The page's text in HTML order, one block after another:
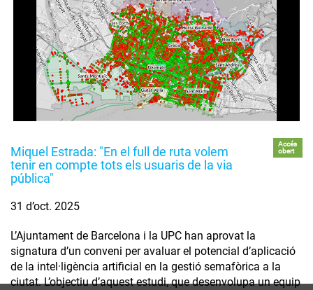
Miquel Estrada: "En el full de ruta volem
tenir en compte tots els usuaris de la via
pública"
Accés
obert
31 d’oct. 2025
L’Ajuntament de Barcelona i la UPC han aprovat la
signatura d’un conveni per avaluar el potencial d’aplicació
de la intel·ligència artificial en la gestió semafòrica a la
ciutat. L’objectiu d’aquest estudi, que desenvolupa un equip